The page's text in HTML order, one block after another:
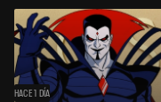
HACE 1 DÍA